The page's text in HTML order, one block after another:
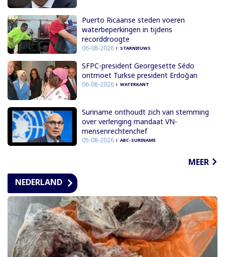
Puerto Ricaanse steden voeren
waterbeperkingen in tijdens
recorddroogte
06-08-2026 STARNIEUWS
SFPC-president Georgesette Sédo
ontmoet Turkse president Erdoğan
06-08-2026 WATERKANT
Suriname onthoudt zich van stemming
over verlenging mandaat VN-
mensenrechtenchef
05-08-2026 ABC-SURINAME
MEER
NEDERLAND